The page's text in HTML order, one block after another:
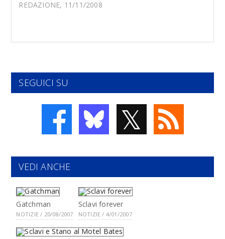
REDAZIONE, 11/11/2008
SEGUICI SU
𝕏
VEDI ANCHE
Gatchman
NOTIZIE / 20/08/2007
Sclavi forever
NOTIZIE / 4/01/2007